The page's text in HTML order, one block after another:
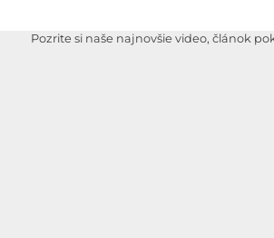
Pozrite si naše najnovšie video, článok